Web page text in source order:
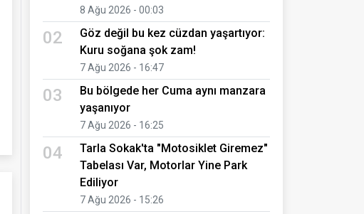
8 Ağu 2026 - 00:03
02
Göz değil bu kez cüzdan yaşartıyor:
Kuru soğana şok zam!
7 Ağu 2026 - 16:47
03
Bu bölgede her Cuma aynı manzara
yaşanıyor
7 Ağu 2026 - 16:25
04
Tarla Sokak'ta "Motosiklet Giremez"
Tabelası Var, Motorlar Yine Park
Ediliyor
7 Ağu 2026 - 15:26